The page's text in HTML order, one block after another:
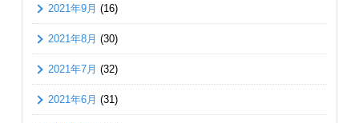
2021年9月 (16)
2021年8月 (30)
2021年7月 (32)
2021年6月 (31)